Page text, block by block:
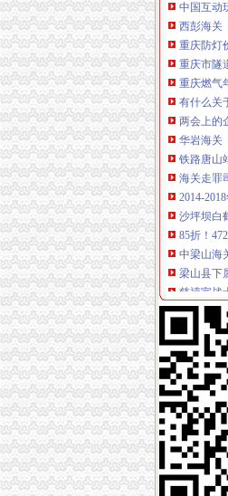
西彭海关
重庆防灯
重庆市隧
重庆燃气
有什么关
两会上的
华岩海关
铁路唐山
海关走罪
2014-
沙坪坝白
85折！
中梁山海
梁山县下
慈禧宣战
【安徽企
韩国密地
盾安九
杨家坪海
重庆海
重庆巨泰
【销售代
诚聘主城
豪爵养生
谢家湾海关
谢家湾立